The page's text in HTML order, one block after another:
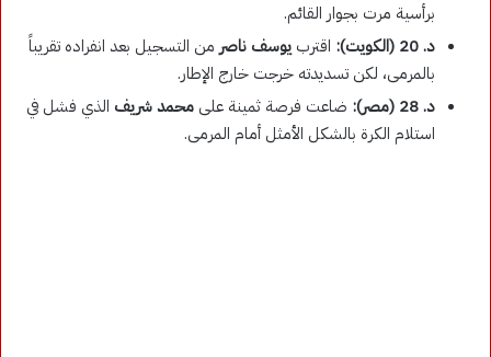
برأسية مرت بجوار القائم.
د. 20 (الكويت):
اقترب يوسف ناصر من التسجيل بعد انفراده تقريباً
بالمرمى، لكن تسديدته خرجت خارج الإطار.
د. 28 (مصر):
ضاعت فرصة ثمينة على محمد شريف الذي فشل في
استلام الكرة بالشكل الأمثل أمام المرمى.